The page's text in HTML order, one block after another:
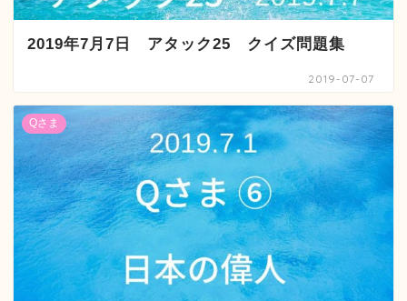
2019年7月7日 アタック25 クイズ問題集
2019-07-07
Qさま